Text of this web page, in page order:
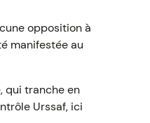
opposition à
manifestée au
qui tranche en
Urssaf, ici